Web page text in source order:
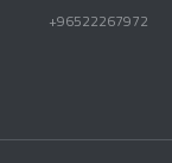
96522267972+